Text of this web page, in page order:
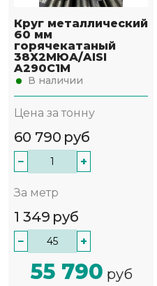
Круг металлический
60 мм
горячекатаный
38Х2МЮА/AISI
A290C1M
В наличии
Цена за тонну
60 790 руб
− +
За метр
1 349 руб
− +
55 790 руб